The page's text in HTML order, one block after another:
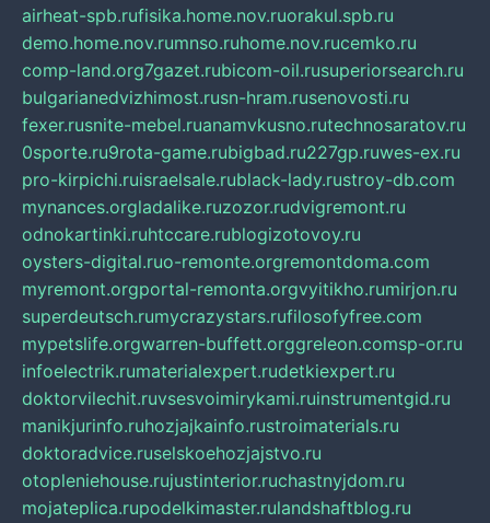
airheat-spb.rufisika.home.nov.ruorakul.spb.ru
demo.home.nov.rumnso.ruhome.nov.rucemko.ru
comp-land.org7gazet.rubicom-oil.rusuperiorsearch.ru
bulgarianedvizhimost.rusn-hram.rusenovosti.ru
fexer.rusnite-mebel.ruanamvkusno.rutechnosaratov.ru
0sporte.ru9rota-game.rubigbad.ru227gp.ruwes-ex.ru
pro-kirpichi.ruisraelsale.rublack-lady.rustroy-db.com
mynances.orgladalike.ruzozor.rudvigremont.ru
odnokartinki.ruhtccare.rublogizotovoy.ru
oysters-digital.ruo-remonte.orgremontdoma.com
myremont.orgportal-remonta.orgvyitikho.rumirjon.ru
superdeutsch.rumycrazystars.rufilosofyfree.com
mypetslife.orgwarren-buffett.orggreleon.comsp-or.ru
infoelectrik.rumaterialexpert.rudetkiexpert.ru
doktorvilechit.ruvsesvoimirykami.ruinstrumentgid.ru
manikjurinfo.ruhozjajkainfo.rustroimaterials.ru
doktoradvice.ruselskoehozjajstvo.ru
otopleniehouse.rujustinterior.ruchastnyjdom.ru
mojateplica.rupodelkimaster.rulandshaftblog.ru